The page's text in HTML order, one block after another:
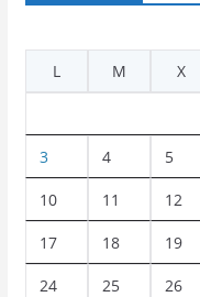
L
M X
3 4 5
10 11 12
17 18 19
24 25 26